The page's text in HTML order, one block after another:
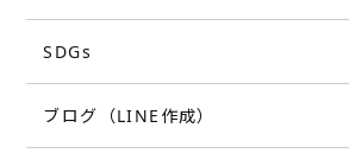
SDGs
ブログ（LINE作成）